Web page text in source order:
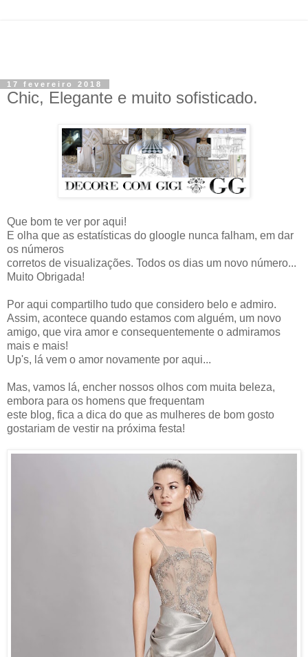
17 fevereiro 2018
Chic, Elegante e muito sofisticado.
Que bom te ver por aqui!
E olha que as estatísticas do gloogle nunca falham, em dar
os números
corretos de visualizações. Todos os dias um novo número...
Muito Obrigada!
Por aqui compartilho tudo que considero belo e admiro.
Assim, acontece quando estamos com alguém, um novo
amigo, que vira amor e consequentemente o admiramos
mais e mais!
Up's, lá vem o amor novamente por aqui...
Mas, vamos lá, encher nossos olhos com muita beleza,
embora para os homens que frequentam
este blog, fica a dica do que as mulheres de bom gosto
gostariam de vestir na próxima festa!